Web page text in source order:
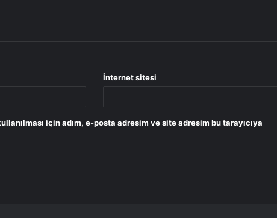
İnternet sitesi
için adım, e-posta adresim ve site adresim bu tarayıcıya